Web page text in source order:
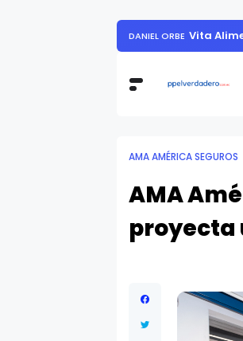
DANIEL ORBE Vita
AMA AMÉRICA SEGUROS
AMA
proyecta